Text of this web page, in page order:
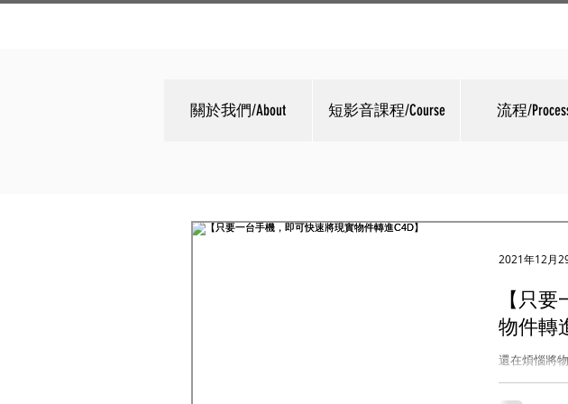
關於我們/About 短影音課程/Course 流程/
【只
物件轉
還在煩惱將
2021年12月